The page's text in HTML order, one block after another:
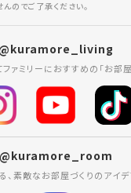
のでご了承ください。
ァミリーにおすすめの「お部
@kuramore_room
、素敵なお部屋づくりのアイ